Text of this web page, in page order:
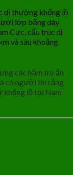
dị thường khổng lồ
lớp băng dày
Cực, cấu trúc dị
và sâu khoảng
các hầm trú ẩn
có người tin rằng
khổng lồ tại Nam